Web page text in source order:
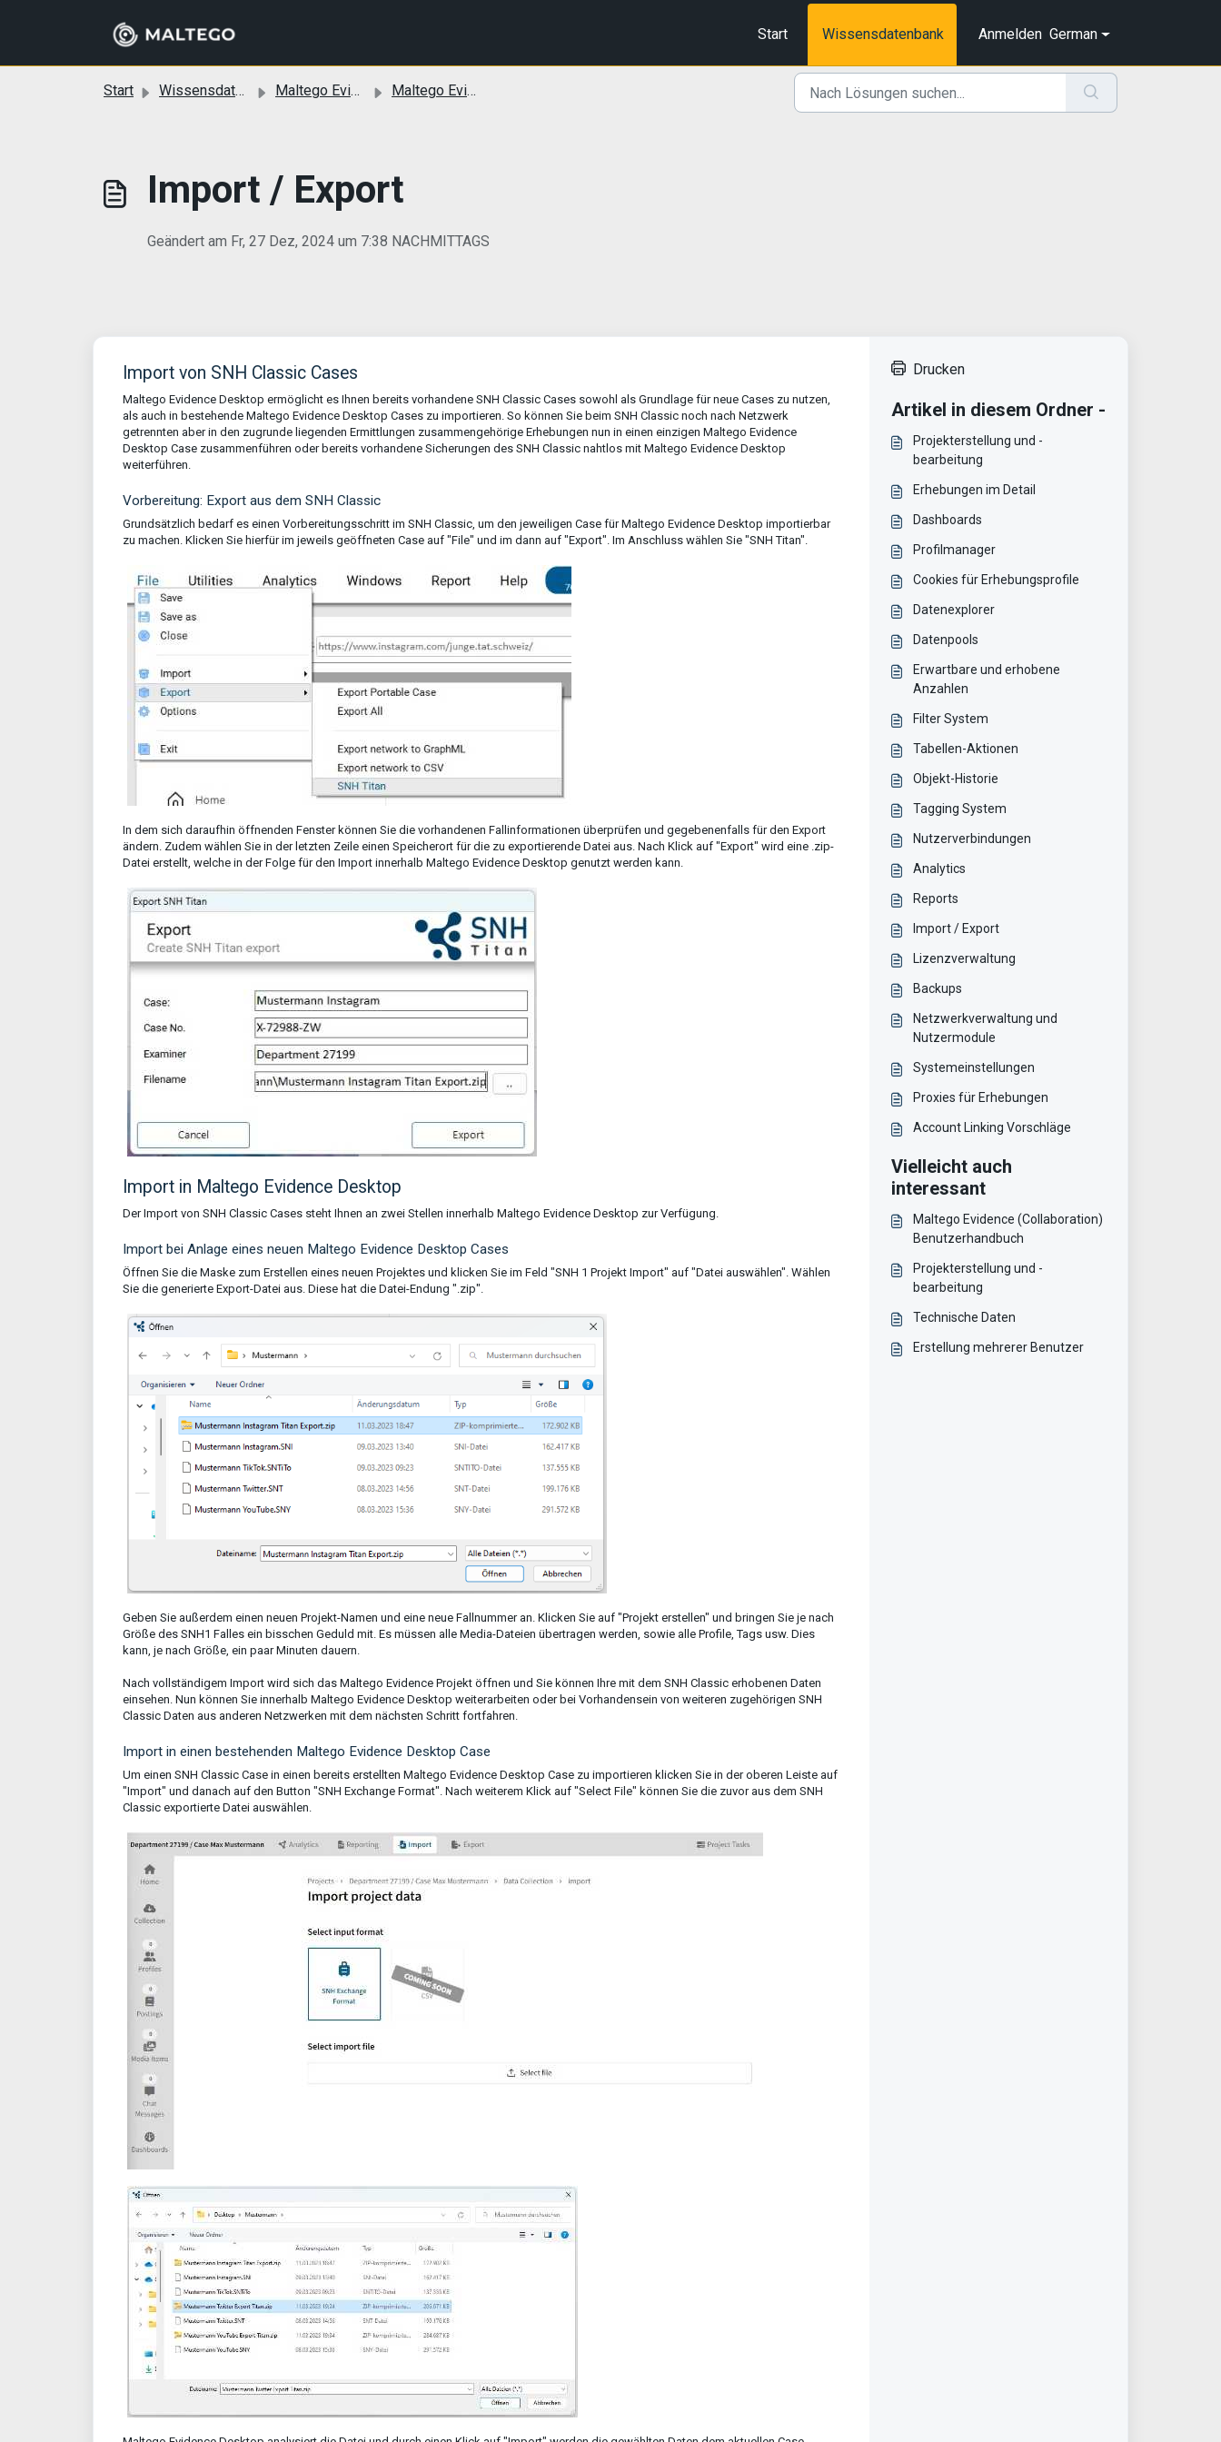
Start
Wissensdatenbank Anmelden German
Start Wissensdatenbank Maltego Evidence (Desktop) Maltego Evidence Handbuch
Import / Export
Geändert am Fr, 27 Dez, 2024 um 7:38 NACHMITTAGS
Import von SNH Classic Cases
Maltego Evidence Desktop ermöglicht es Ihnen bereits vorhandene SNH Classic Cases sowohl als Grundlage für neue Cases zu nutzen,
als auch in bestehende Maltego Evidence Desktop Cases zu importieren. So können Sie beim SNH Classic noch nach Netzwerk
getrennten aber in den zugrunde liegenden Ermittlungen zusammengehörige Erhebungen nun in einen einzigen Maltego Evidence
Desktop Case zusammenführen oder bereits vorhandene Sicherungen des SNH Classic nahtlos mit Maltego Evidence Desktop
weiterführen.
Vorbereitung: Export aus dem SNH Classic
Grundsätzlich bedarf es einen Vorbereitungsschritt im SNH Classic, um den jeweiligen Case für Maltego Evidence Desktop importierbar
zu machen. Klicken Sie hierfür im jeweils geöffneten Case auf "File" und im dann auf "Export". Im Anschluss wählen Sie "SNH Titan".
In dem sich daraufhin öffnenden Fenster können Sie die vorhandenen Fallinformationen überprüfen und gegebenenfalls für den Export
ändern. Zudem wählen Sie in der letzten Zeile einen Speicherort für die zu exportierende Datei aus. Nach Klick auf "Export" wird eine .zip-
Datei erstellt, welche in der Folge für den Import innerhalb Maltego Evidence Desktop genutzt werden kann.
Import in Maltego Evidence Desktop
Der Import von SNH Classic Cases steht Ihnen an zwei Stellen innerhalb Maltego Evidence Desktop zur Verfügung.
Import bei Anlage eines neuen Maltego Evidence Desktop Cases
Öffnen Sie die Maske zum Erstellen eines neuen Projektes und klicken Sie im Feld "SNH 1 Projekt Import" auf "Datei auswählen". Wählen
Sie die generierte Export-Datei aus. Diese hat die Datei-Endung ".zip".
Geben Sie außerdem einen neuen Projekt-Namen und eine neue Fallnummer an. Klicken Sie auf "Projekt erstellen" und bringen Sie je nach
Größe des SNH1 Falles ein bisschen Geduld mit. Es müssen alle Media-Dateien übertragen werden, sowie alle Profile, Tags usw. Dies
kann, je nach Größe, ein paar Minuten dauern.
Nach vollständigem Import wird sich das Maltego Evidence Projekt öffnen und Sie können Ihre mit dem SNH Classic erhobenen Daten
einsehen. Nun können Sie innerhalb Maltego Evidence Desktop weiterarbeiten oder bei Vorhandensein von weiteren zugehörigen SNH
Classic Daten aus anderen Netzwerken mit dem nächsten Schritt fortfahren.
Import in einen bestehenden Maltego Evidence Desktop Case
Um einen SNH Classic Case in einen bereits erstellten Maltego Evidence Desktop Case zu importieren klicken Sie in der oberen Leiste auf
"Import" und danach auf den Button "SNH Exchange Format". Nach weiterem Klick auf "Select File" können Sie die zuvor aus dem SNH
Classic exportierte Datei auswählen.
Drucken
Artikel in diesem Ordner -
Projekterstellung und -
bearbeitung
Erhebungen im Detail
Dashboards
Profilmanager
Cookies für Erhebungsprofile
Datenexplorer
Datenpools
Erwartbare und erhobene
Anzahlen
Filter System
Tabellen-Aktionen
Objekt-Historie
Tagging System
Nutzerverbindungen
Analytics
Reports
Import / Export
Lizenzverwaltung
Backups
Netzwerkverwaltung und
Nutzermodule
Systemeinstellungen
Proxies für Erhebungen
Account Linking Vorschläge
Vielleicht auch
interessant
Maltego Evidence (Collaboration)
Benutzerhandbuch
Projekterstellung und -
bearbeitung
Technische Daten
Erstellung mehrerer Benutzer